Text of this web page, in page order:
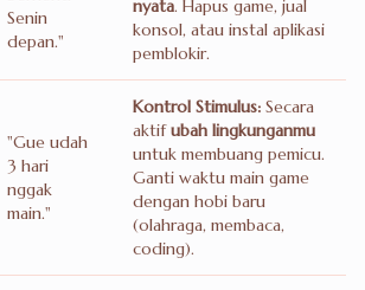
Senin
depan."
nyata. Hapus game, jual
konsol, atau instal aplikasi
pemblokir.
"Gue udah
3 hari
nggak
main."
Kontrol Stimulus: Secara
aktifubah lingkunganmu
untuk membuang pemicu.
Ganti waktu main game
dengan hobi baru
(olahraga, membaca,
coding).